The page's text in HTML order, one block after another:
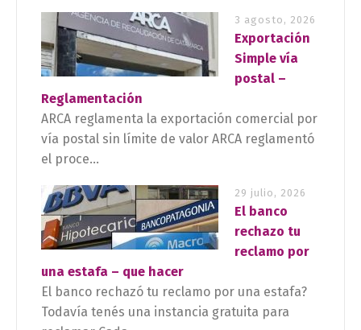
3 agosto, 2026
Exportación
Simple vía
postal –
Reglamentación
ARCA reglamenta la exportación comercial por
vía postal sin límite de valor ARCA reglamentó
el proce...
29 julio, 2026
El banco
rechazo tu
reclamo por
una estafa – que hacer
El banco rechazó tu reclamo por una estafa?
Todavía tenés una instancia gratuita para